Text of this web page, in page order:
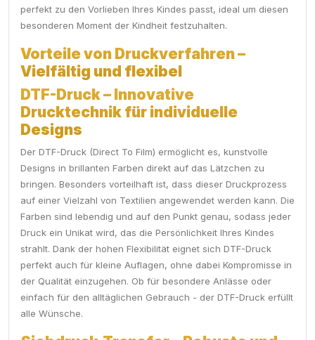
perfekt zu den Vorlieben Ihres Kindes passt, ideal um diesen
besonderen Moment der Kindheit festzuhalten.
Vorteile von Druckverfahren –
Vielfältig und flexibel
DTF-Druck – Innovative
Drucktechnik für individuelle
Designs
Der DTF-Druck (Direct To Film) ermöglicht es, kunstvolle
Designs in brillanten Farben direkt auf das Lätzchen zu
bringen. Besonders vorteilhaft ist, dass dieser Druckprozess
auf einer Vielzahl von Textilien angewendet werden kann. Die
Farben sind lebendig und auf den Punkt genau, sodass jeder
Druck ein Unikat wird, das die Persönlichkeit Ihres Kindes
strahlt. Dank der hohen Flexibilität eignet sich DTF-Druck
perfekt auch für kleine Auflagen, ohne dabei Kompromisse in
der Qualität einzugehen. Ob für besondere Anlässe oder
einfach für den alltäglichen Gebrauch - der DTF-Druck erfüllt
alle Wünsche.